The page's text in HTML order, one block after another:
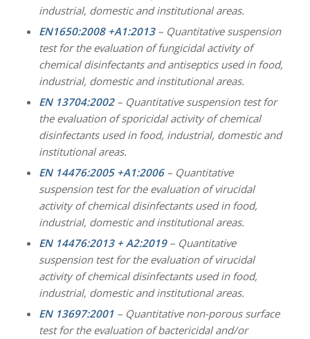
industrial, domestic and institutional areas.
EN1650:2008 +A1:2013– Quantitative suspension
test for the evaluation of fungicidal activity of
chemical disinfectants and antiseptics used in food,
industrial, domestic and institutional areas.
EN 13704:2002– Quantitative suspension test for
the evaluation of sporicidal activity of chemical
disinfectants used in food, industrial, domestic and
institutional areas.
EN 14476:2005 +A1:2006– Quantitative
suspension test for the evaluation of virucidal
activity of chemical disinfectants used in food,
industrial, domestic and institutional areas.
EN 14476:2013 + A2:2019– Quantitative
suspension test for the evaluation of virucidal
activity of chemical disinfectants used in food,
industrial, domestic and institutional areas.
EN 13697:2001– Quantitative non-porous surface
test for the evaluation ofbactericidal and/or